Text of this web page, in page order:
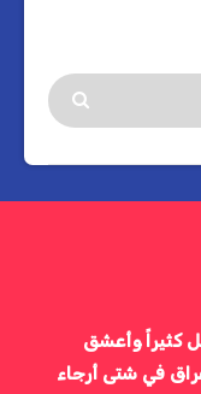
كثيراً وأعشق
في شتى أرجاء